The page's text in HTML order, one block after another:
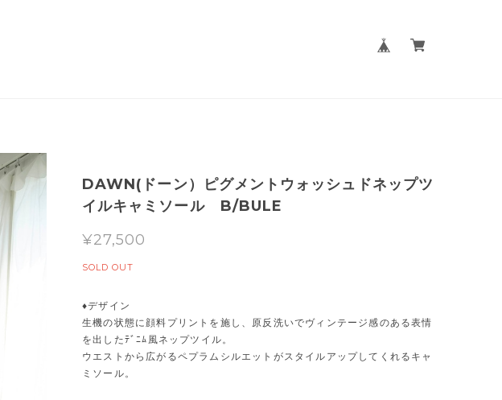
DAWN(ドーン）ピグメントウォッシュドネップツ
イルキャミソール B/BULE
¥27,500
SOLD OUT
♦デザイン
生機の状態に顔料プリントを施し、原反洗いでヴィンテージ感のある表情
を出したﾃﾞﾆﾑ風ネップツイル。
ウエストから広がるペプラムシルエットがスタイルアップしてくれるキャ
ミソール。